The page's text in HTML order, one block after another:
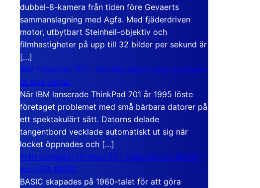
dubbel-8-kamera från tiden före Gevaerts
sammanslagning med Agfa. Med fjäderdriven
motor, utbytbart Steinheil-objektiv och
filmhastigheter på upp till 32 bilder per sekund är
[…]
IBM ThinkPad 701 – den lilla datorn som vecklade
ut sina vingar
När IBM lanserade ThinkPad 701 år 1995 löste
företaget problemet med små bärbara datorer på
ett spektakulärt sätt. Datorns delade
tangentbord vecklade automatiskt ut sig när
locket öppnades och […]
Från stordator till Atari ST – historien om BASIC
och GFA BASIC
BASIC skapades på 1960-talet för att göra